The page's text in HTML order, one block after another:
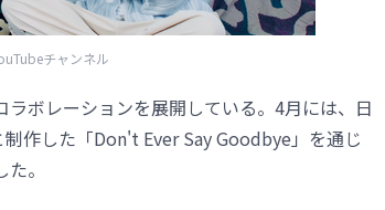
チャンネル
ボレーションを展開している。4月には、日
作した「Don't Ever Say Goodbye」を通じ
。